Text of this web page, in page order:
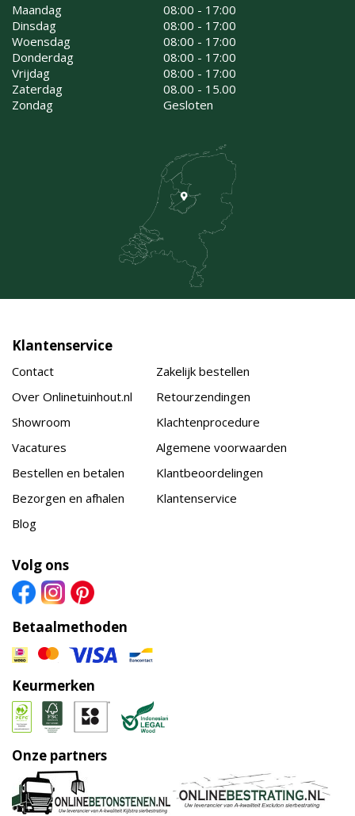
Maandag
08:00 - 17:00
Dinsdag
08:00 - 17:00
Woensdag
08:00 - 17:00
Donderdag
08:00 - 17:00
Vrijdag
08:00 - 17:00
Zaterdag
08.00 - 15.00
Zondag
Gesloten
Klantenservice
Contact
Over Onlinetuinhout.nl
Showroom
Vacatures
Bestellen en betalen
Bezorgen en afhalen
Blog
Zakelijk bestellen
Retourzendingen
Klachtenprocedure
Algemene voorwaarden
Klantbeoordelingen
Klantenservice
Volg ons
Betaalmethoden
Keurmerken
Onze partners